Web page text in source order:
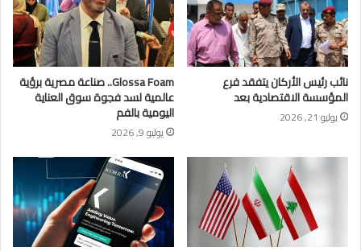
نائب رئيس الأركان يتفقد فرع
المؤسسة الاقتصادية بعد
يوليو 21, 2026
Glossa Foam.. صناعة مصرية برؤية
عالمية لسد فجوة سوق العناية
اليومية بالفم
يوليو 9, 2026